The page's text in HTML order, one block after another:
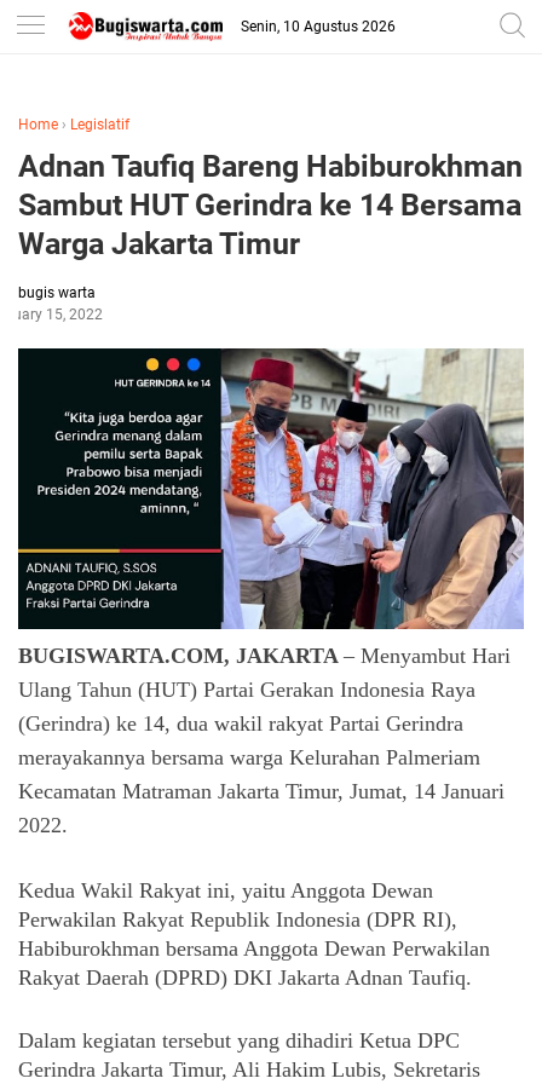
-->
Senin, 10 Agustus 2026
Home › Legislatif
Adnan Taufiq Bareng Habiburokhman
Sambut HUT Gerindra ke 14 Bersama
Warga Jakarta Timur
bugis warta
15, 2022
BUGISWARTA.COM, JAKARTA – Menyambut Hari
Ulang Tahun (HUT) Partai Gerakan Indonesia Raya
(Gerindra) ke 14, dua wakil rakyat Partai Gerindra
merayakannya bersama warga Kelurahan Palmeriam
Kecamatan Matraman Jakarta Timur, Jumat, 14 Januari
2022.
Kedua Wakil Rakyat ini, yaitu Anggota Dewan
Perwakilan Rakyat Republik Indonesia (DPR RI),
Habiburokhman bersama Anggota Dewan Perwakilan
Rakyat Daerah (DPRD) DKI Jakarta Adnan Taufiq.
Dalam kegiatan tersebut yang dihadiri Ketua DPC
Gerindra Jakarta Timur, Ali Hakim Lubis, Sekretaris